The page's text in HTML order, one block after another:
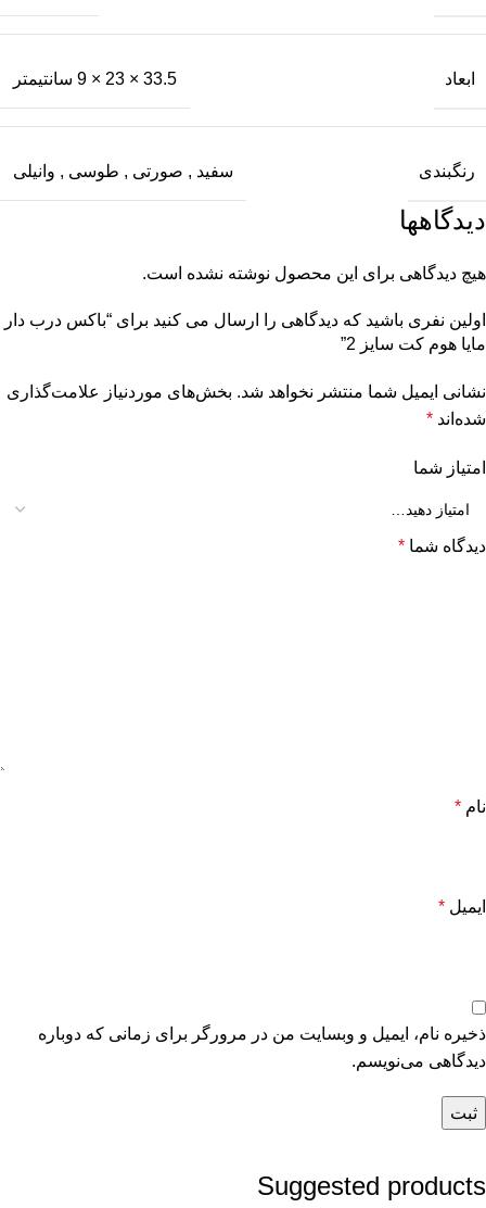
ابعاد 33.5 × 23 × 9 سانتیمتر
رنگبندی سفید , صورتی , طوسی , وانیلی
دیدگاهها
هیچ دیدگاهی برای این محصول نوشته نشده است.
اولین نفری باشید که دیدگاهی را ارسال می کنید برای “باکس درب دار
مایا هوم کت سایز 2”
نشانی ایمیل شما منتشر نخواهد شد. بخش‌های موردنیاز علامت‌گذاری
شده‌اند *
امتیاز شما
دیدگاه شما *
نام *
ایمیل *
ذخیره نام، ایمیل و وبسایت من در مرورگر برای زمانی که دوباره
دیدگاهی می‌نویسم.
Suggested products